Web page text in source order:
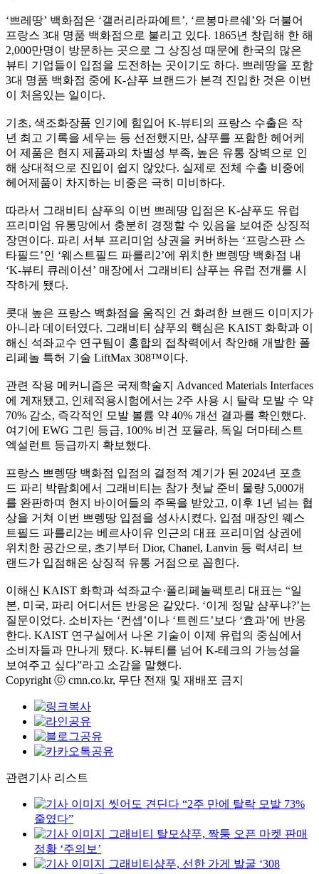
‘쁘레땅’ 백화점은 ‘갤러리라파예트’, ‘르봉마르쉐’와 더불어
프랑스 3대 명품 백화점으로 불리고 있다. 1865년 창립해 한 해
2,000만명이 방문하는 곳으로 그 상징성 때문에 한국의 많은
뷰티 기업들이 입점을 도전하는 곳이기도 하다. 쁘레땅을 포함
3대 명품 백화점 중에 K-샴푸 브랜드가 본격 진입한 것은 이번
이 처음있는 일이다.
기초, 색조화장품 인기에 힘입어 K-뷰티의 프랑스 수출은 작
년 최고 기록을 세우는 등 선전했지만, 샴푸를 포함한 헤어케
어 제품은 현지 제품과의 차별성 부족, 높은 유통 장벽으로 인
해 상대적으로 진입이 쉽지 않았다. 실제로 전체 수출 비중에
헤어제품이 차지하는 비중은 극히 미비하다.
따라서 그래비티 샴푸의 이번 쁘레땅 입점은 K-샴푸도 유럽
프리미엄 유통망에서 충분히 경쟁할 수 있음을 보여준 상징적
장면이다. 파리 서부 프리미엄 상권을 커버하는 ‘프랑스판 스
타필드’인 ‘웨스트필드 파를리2’에 위치한 쁘렝땅 백화점 내
‘K-뷰티 큐레이션’ 매장에서 그래비티 샴푸는 유럽 전개를 시
작하게 됐다.
콧대 높은 프랑스 백화점을 움직인 건 화려한 브랜드 이미지가
아니라 데이터였다. 그래비티 샴푸의 핵심은 KAIST 화학과 이
해신 석좌교수 연구팀이 홍합의 접착력에서 착안해 개발한 폴
리페놀 특허 기술 LiftMax 308™이다.
관련 작용 메커니즘은 국제학술지 Advanced Materials Interfaces
에 게재됐고, 인체적용시험에서는 2주 사용 시 탈락 모발 수 약
70% 감소, 즉각적인 모발 볼륨 약 40% 개선 결과를 확인했다.
여기에 EWG 그린 등급, 100% 비건 포뮬라, 독일 더마테스트
엑설런트 등급까지 확보했다.
프랑스 쁘렝땅 백화점 입점의 결정적 계기가 된 2024년 포흐
드 파리 박람회에서 그래비티는 참가 첫날 준비 물량 5,000개
를 완판하며 현지 바이어들의 주목을 받았고, 이후 1년 넘는 협
상을 거쳐 이번 쁘렝땅 입점을 성사시켰다. 입점 매장인 웨스
트필드 파를리2는 베르사이유 인근의 대표 프리미엄 상권에
위치한 공간으로, 초기부터 Dior, Chanel, Lanvin 등 럭셔리 브
랜드가 입점해온 상징적 유통 거점으로 꼽힌다.
이해신 KAIST 화학과 석좌교수·폴리페놀팩토리 대표는 “일
본, 미국, 파리 어디서든 반응은 같았다. ‘이게 정말 샴푸냐?’는
질문이었다. 소비자는 ‘컨셉’이나 ‘트렌드’보다 ‘효과’에 반응
한다. KAIST 연구실에서 나온 기술이 이제 유럽의 중심에서
소비자들과 만나게 됐다. K-뷰티를 넘어 K-테크의 가능성을
보여주고 싶다”라고 소감을 말했다.
Copyright ⓒ cmn.co.kr, 무단 전재 및 재배포 금지
관련기사 리스트
씻어도 견딘다 “2주 만에 탈락 모발 73%
줄였다”
그래비티 탈모샴푸, 짝퉁 오픈 마켓 판매
정황 ‘주의보’
그래비티샴푸, 선한 가게 발굴 ‘308